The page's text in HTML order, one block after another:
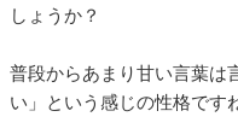
しょうか？
普段からあまり甘い言葉は
い」という感じの性格です